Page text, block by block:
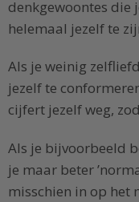
denkgewoontes die
helemaal jezelf te
Als je weinig
jezelf te
cijfert jezelf weg,
Als je bijvoorbeeld
je maar beter
misschien in op